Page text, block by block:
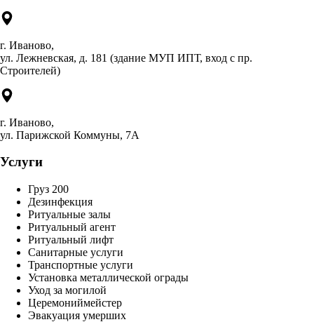
г. Иваново,
ул. Лежневская, д. 181 (здание МУП ИПТ, вход с пр.
Строителей)
г. Иваново,
ул. Парижской Коммуны, 7А
Услуги
Груз 200
Дезинфекция
Ритуальные залы
Ритуальный агент
Ритуальный лифт
Санитарные услуги
Транспортные услуги
Установка металлической ограды
Уход за могилой
Церемониймейстер
Эвакуация умерших